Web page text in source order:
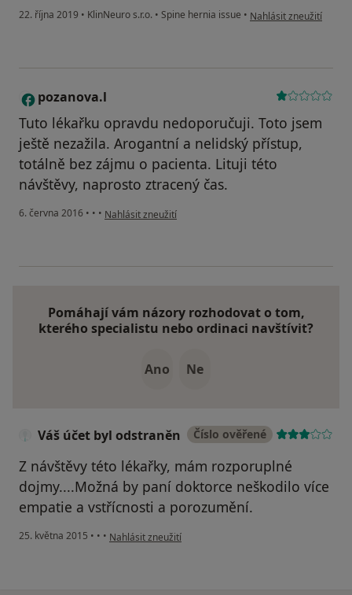
22. října 2019 • KlinNeuro s.r.o. • Spine hernia issue • podle názoru
Nahlásit zneužití
P pozanova.l
Tuto lékařku opravdu nedoporučuji. Toto jsem
ještě nezažila. Arogantní a nelidský přístup,
totálně bez zájmu o pacienta. Lituji této
návštěvy, naprosto ztracený čas.
6. června 2016 • • • podle názoru uživatele pozanova.l
Nahlásit zneužití
Pomáhají vám názory rozhodovat o tom,
kterého specialistu nebo ordinaci navštívit?
Ano Ne
Váš účet byl odstraněn Číslo ověřené
Z návštěvy této lékařky, mám rozporuplné
dojmy....Možná by paní doktorce neškodilo více
empatie a vstřícnosti a porozumění.
25. května 2015 • • • podle názoru uživatele Váš účet byl odstraněn
Nahlásit zneužití